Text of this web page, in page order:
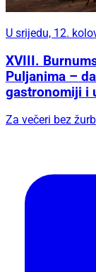
U srijedu, 12.
XVIII.
Puljanima –
gastronomiji i
Za večeri bez